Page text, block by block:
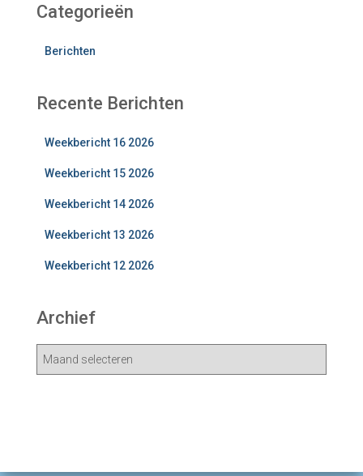
Categorieën
Berichten
Recente Berichten
Weekbericht 16 2026
Weekbericht 15 2026
Weekbericht 14 2026
Weekbericht 13 2026
Weekbericht 12 2026
Archief